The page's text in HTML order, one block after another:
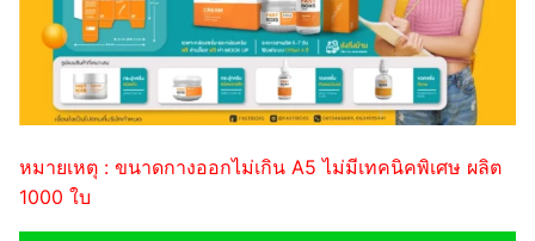
หมายเหตุ : ขนาดกางออกไม่เกิน A5 ไม่มีเทคนิคพิเศษ ผลิต
1000 ใบ